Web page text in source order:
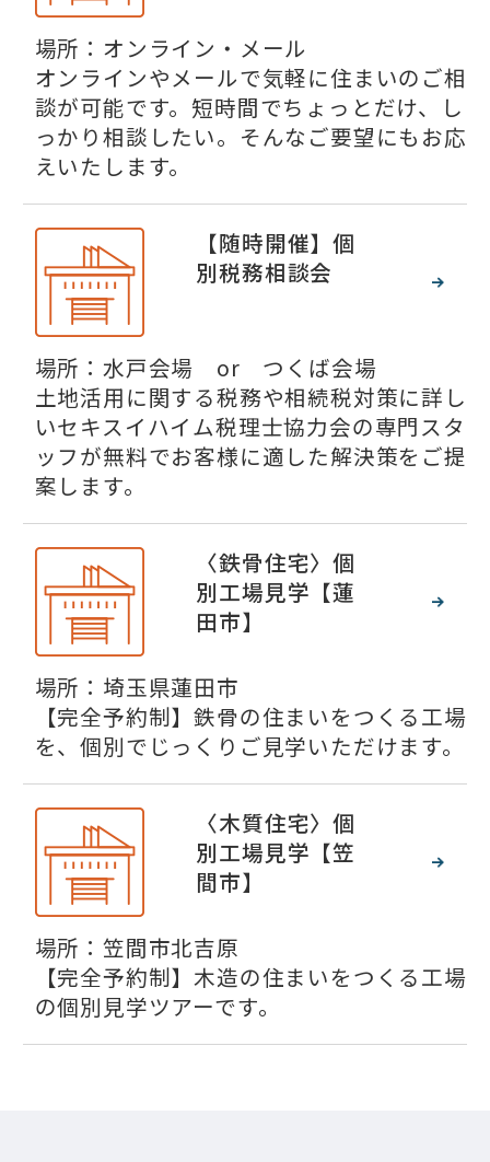
場所：オンライン・メール
オンラインやメールで気軽に住まいのご相
談が可能です。短時間でちょっとだけ、し
っかり相談したい。そんなご要望にもお応
えいたします。
【随時開催】個
別税務相談会
場所：水戸会場 or つくば会場
土地活用に関する税務や相続税対策に詳し
いセキスイハイム税理士協力会の専門スタ
ッフが無料でお客様に適した解決策をご提
案します。
〈鉄骨住宅〉個
別工場見学【蓮
田市】
場所：埼玉県蓮田市
【完全予約制】鉄骨の住まいをつくる工場
を、個別でじっくりご見学いただけます。
〈木質住宅〉個
別工場見学【笠
間市】
場所：笠間市北吉原
【完全予約制】木造の住まいをつくる工場
の個別見学ツアーです。